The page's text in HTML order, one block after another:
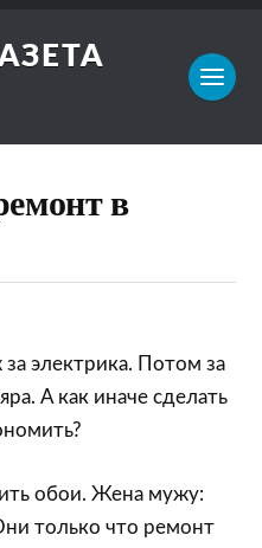
в
за электрика. Потом за
А как иначе сделать
обои. Жена мужу:
только что ремонт